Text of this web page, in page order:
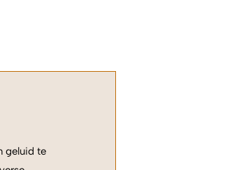
geluid te